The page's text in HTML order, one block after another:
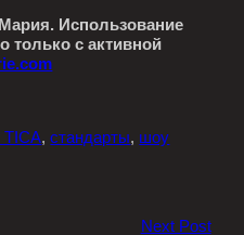
Использование
только с активной
TICA, стандарты, шоу
Next Post